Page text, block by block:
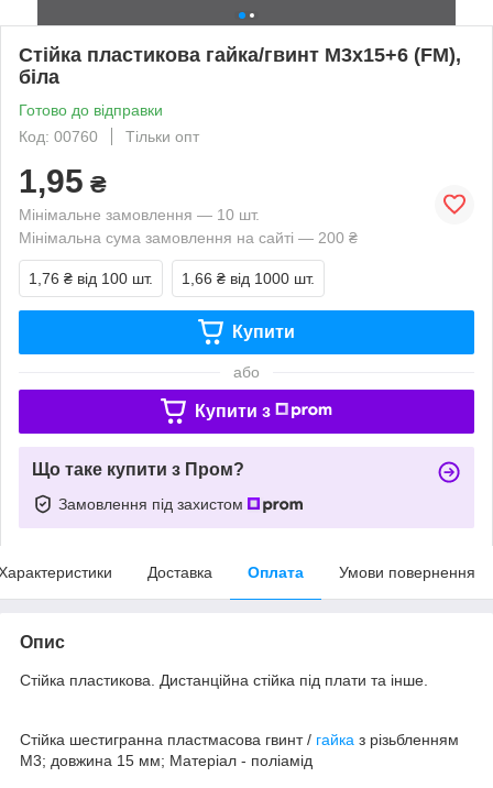
Стійка пластикова гайка/гвинт М3х15+6 (FM),
біла
Готово до відправки
Код: 00760
Тільки опт
1,95 ₴
Мінімальне замовлення — 10 шт.
Мінімальна сума замовлення на сайті — 200 ₴
1,76 ₴ від 100 шт. 1,66 ₴ від 1000 шт.
Купити
або
Купити з
Що таке купити з Пром?
Замовлення під захистом
Доставка Оплата Умови повернення
Опис
Стійка пластикова. Дистанційна стійка під плати та інше.
Стійка шестигранна пластмасова гвинт / гайка з різьбленням
M3; довжина 15 мм; Матеріал - поліамід